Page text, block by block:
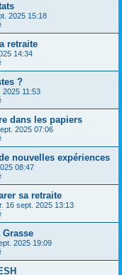
2025 15:18
retraite
14:34
?
2025 11:53
dans les papiers
2025 07:06
nouvelles expériences
08:47
sa retraite
16 sept. 2025 13:13
2025 19:09